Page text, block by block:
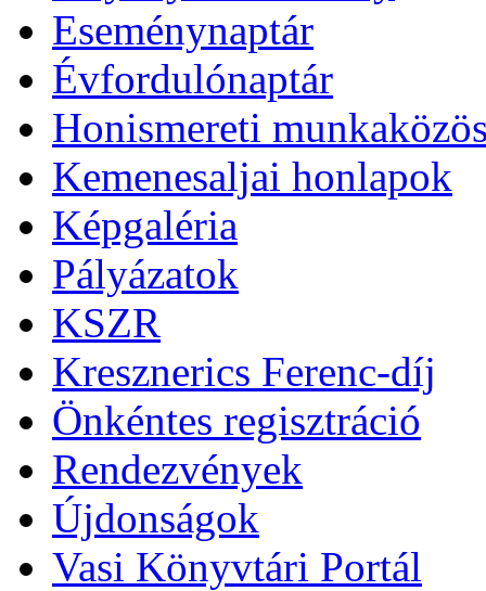
Eseménynaptár
Évfordulónaptár
Honismereti
Kemenesaljai honlapok
Képgaléria
Pályázatok
KSZR
Kresznerics Ferenc-díj
Önkéntes regisztráció
Rendezvények
Újdonságok
Vasi Könyvtári Portál